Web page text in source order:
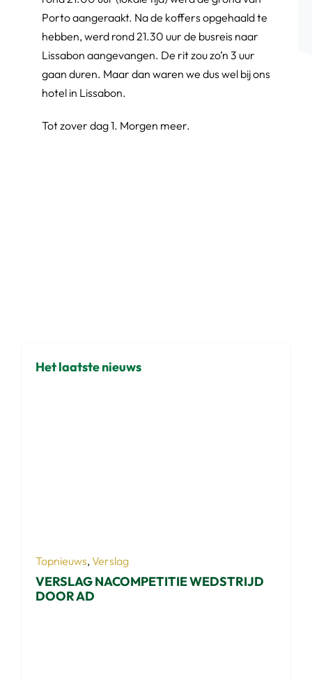
Porto aangeraakt. Na de koffers opgehaald te
hebben, werd rond 21.30 uur de busreis naar
Lissabon aangevangen. De rit zou zo’n 3 uur
gaan duren. Maar dan waren we dus wel bij ons
hotel in Lissabon.
Tot zover dag 1. Morgen meer.
Het laatste nieuws
Topnieuws, Verslag
VERSLAG NACOMPETITIE WEDSTRIJD
DOOR AD